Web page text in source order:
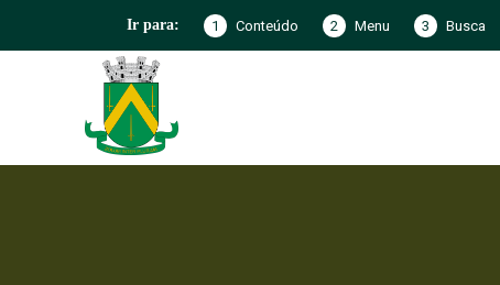
Ir para: 1 Conteúdo 2 Menu 3 Busca